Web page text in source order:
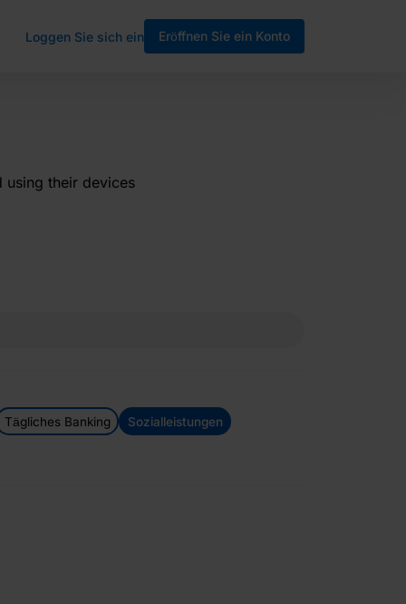
Loggen Sie sich ein Eröffnen Sie ein Konto
Tägliches Banking
Sozialleistungen